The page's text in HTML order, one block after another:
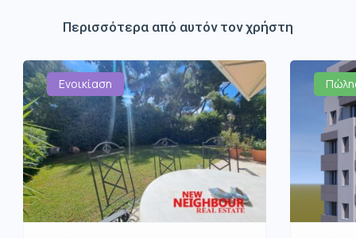
Περισσότερα από αυτόν τον χρήστη
Ενοικίαση